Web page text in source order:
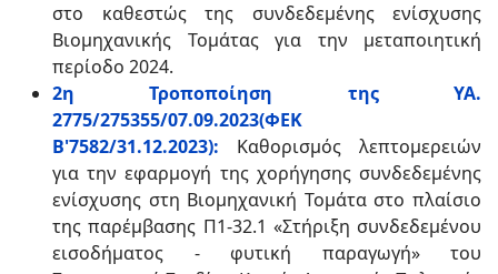
στο καθεστώς της συνδεδεμένης ενίσχυσης
Βιομηχανικής Τομάτας για την μεταποιητική
περίοδο 2024.
2η Τροποποίηση της ΥΑ.
2775/275355/07.09.2023(ΦΕΚ
Β'7582/31.12.2023): Καθορισμός λεπτομερειών
για την εφαρμογή της χορήγησης συνδεδεμένης
ενίσχυσης στη Βιομηχανική Τομάτα στο πλαίσιο
της παρέμβασης Π1-32.1 «Στήριξη συνδεδεμένου
εισοδήματος - φυτική παραγωγή» του